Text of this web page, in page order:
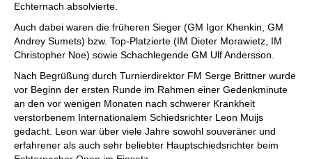
Echternach absolvierte.
Auch dabei waren die früheren Sieger (GM Igor Khenkin, GM
Andrey Sumets) bzw. Top-Platzierte (IM Dieter Morawietz, IM
Christopher Noe) sowie Schachlegende GM Ulf Andersson.
Nach Begrüßung durch Turnierdirektor FM Serge Brittner wurde
vor Beginn der ersten Runde im Rahmen einer Gedenkminute
an den vor wenigen Monaten nach schwerer Krankheit
verstorbenem Internationalem Schiedsrichter Leon Muijs
gedacht. Leon war über viele Jahre sowohl souveräner und
erfahrener als auch sehr beliebter Hauptschiedsrichter beim